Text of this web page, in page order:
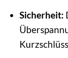
Sicherheit: